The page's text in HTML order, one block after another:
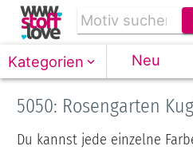
Kategorien Neu
5050: Rosengarten
Du kannst jede einzelne